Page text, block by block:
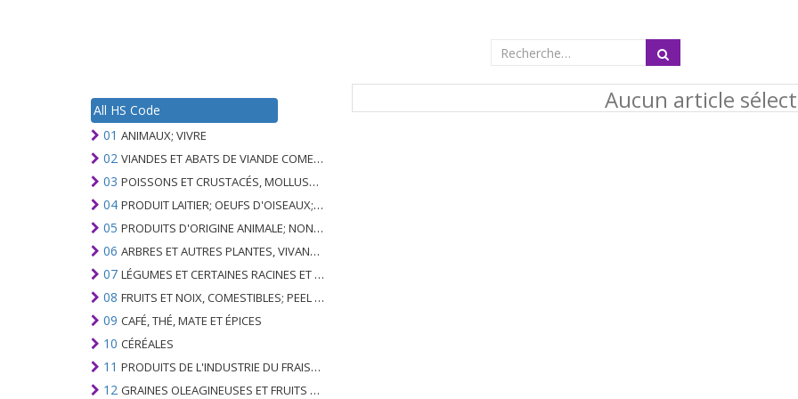
All HS Code
01 ANIMAUX; VIVRE
02 VIANDES ET ABATS DE VIANDE COMESTIBLES
03 POISSONS ET CRUSTACÉS, MOLLUSQUES ET AUTRES INVERTÉBRÉS AQUATIQUES
04 PRODUIT LAITIER; OEUFS D'OISEAUX; MIEL NATUREL; PRODUITS COMESTIBLES D'ORIGINE ANIMALE, NON ÉNUMÉRÉS AILLEURS OU INCLUS
05 PRODUITS D'ORIGINE ANIMALE; NON ÉNUMÉRÉ AILLEURS OU INCLUS
06 ARBRES ET AUTRES PLANTES, VIVANTS; AMPOULES, RACINES ET ANALOGUES; FLEURS COUPEES ET FEUILLAGE ORNEMENTAL
07 LÉGUMES ET CERTAINES RACINES ET TUBERCULES; COMESTIBLE
08 FRUITS ET NOIX, COMESTIBLES; PEEL D'AGRUMES OU DE MELONS
09 CAFÉ, THÉ, MATE ET ÉPICES
10 CÉRÉALES
11 PRODUITS DE L'INDUSTRIE DU FRAISAGE; MALT, AMIDONS, INULINE, GLUTEN DE BLÉ
12 GRAINES OLEAGINEUSES ET FRUITS OLÉAGINEUX; GRAINS DIVERS, GRAINES ET FRUITS, PLANTES INDUSTRIELLES OU MÉDICINALES; PAILLE ET FOURRAGE
Aucun article